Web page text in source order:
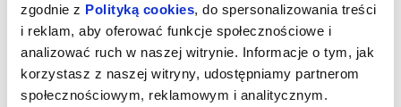
zgodnie z Polityką cookies, do spersonalizowania treści
i reklam, aby oferować funkcje społecznościowe i
analizować ruch w naszej witrynie. Informacje o tym, jak
korzystasz z naszej witryny, udostępniamy partnerom
społecznościowym, reklamowym i analitycznym.